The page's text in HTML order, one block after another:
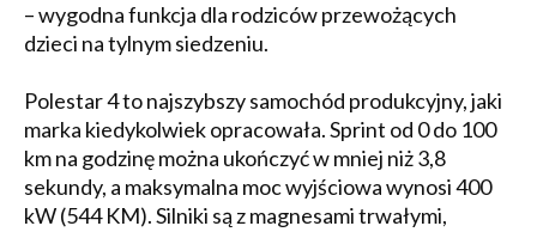
– wygodna funkcja dla rodziców przewożących
dzieci na tylnym siedzeniu.
Polestar 4 to najszybszy samochód produkcyjny, jaki
marka kiedykolwiek opracowała. Sprint od 0 do 100
km na godzinę można ukończyć w mniej niż 3,8
sekundy, a maksymalna moc wyjściowa wynosi 400
kW (544 KM). Silniki są z magnesami trwałymi,